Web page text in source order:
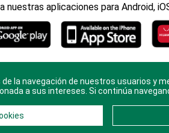
nuestras aplicaciones para Android,
todos los derechos reservados.
con nosotros y conoce más
la navegación de nuestros usuarios y
a sus intereses. Si continúa